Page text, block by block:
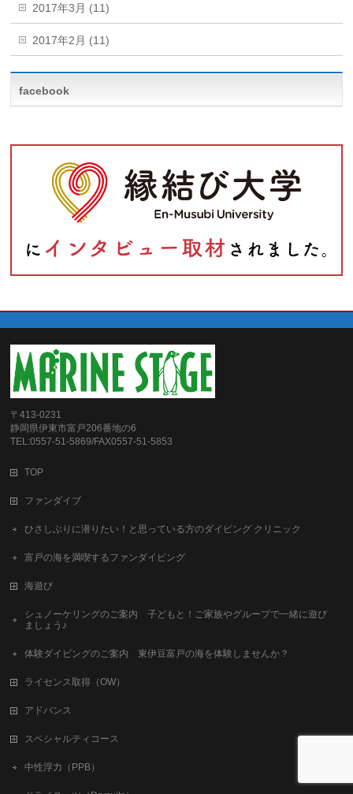
2017年3月 (11)
2017年2月 (11)
facebook
〒413-0231
静岡県伊東市富戸206番地の6
TEL:0557-51-5869/FAX0557-51-5853
TOP
ファンダイブ
ひさしぶりに潜りたい！と思っている方のダイビング クリニック
富戸の海を満喫するファンダイビング
海遊び
シュノーケリングのご案内 子どもと！ご家族やグループで一緒に遊び
ましょう♪
体験ダイビングのご案内 東伊豆富戸の海を体験しませんか？
ライセンス取得（OW）
アドバンス
スペシャルティコース
中性浮力（PPB）